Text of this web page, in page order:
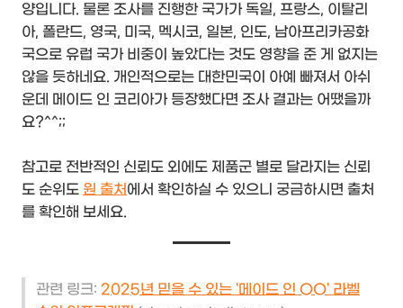
양입니다. 물론 조사를 진행한 국가가 독일, 프랑스, 이탈리
아, 폴란드, 영국, 미국, 멕시코, 일본, 인도, 남아프리카공화
국으로 유럽 국가 비중이 높았다는 것도 영향을 준 게 없지는
않을 듯하네요. 개인적으로는 대한민국이 아예 빠져서 아쉬
운데 메이드 인 코리아가 등장했다면 조사 결과는 어땠을까
요?^^;;
참고로 전반적인 신뢰도 외에도 제품군 별로 달라지는 신뢰
도 순위도 원 출처에서 확인하실 수 있으니 궁금하시면 출처
를 확인해 보세요.
관련 링크: 2025년 믿을 수 있는 '메이드 인 OO' 라벨